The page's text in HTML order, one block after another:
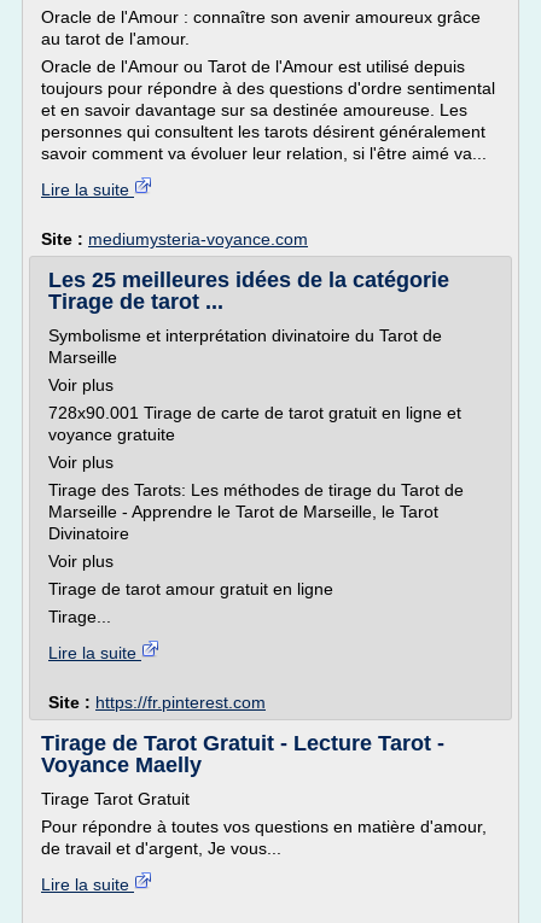
Oracle de l'Amour : connaître son avenir amoureux grâce
au tarot de l'amour.
Oracle de l'Amour ou Tarot de l'Amour est utilisé depuis
toujours pour répondre à des questions d'ordre sentimental
et en savoir davantage sur sa destinée amoureuse. Les
personnes qui consultent les tarots désirent généralement
savoir comment va évoluer leur relation, si l'être aimé va...
Lire la suite
Site : mediumysteria-voyance.com
Les 25 meilleures idées de la catégorie
Tirage de tarot ...
Symbolisme et interprétation divinatoire du Tarot de
Marseille
Voir plus
728x90.001 Tirage de carte de tarot gratuit en ligne et
voyance gratuite
Voir plus
Tirage des Tarots: Les méthodes de tirage du Tarot de
Marseille - Apprendre le Tarot de Marseille, le Tarot
Divinatoire
Voir plus
Tirage de tarot amour gratuit en ligne
Tirage...
Lire la suite
Site : https://fr.pinterest.com
Tirage de Tarot Gratuit - Lecture Tarot -
Voyance Maelly
Tirage Tarot Gratuit
Pour répondre à toutes vos questions en matière d'amour,
de travail et d'argent, Je vous...
Lire la suite